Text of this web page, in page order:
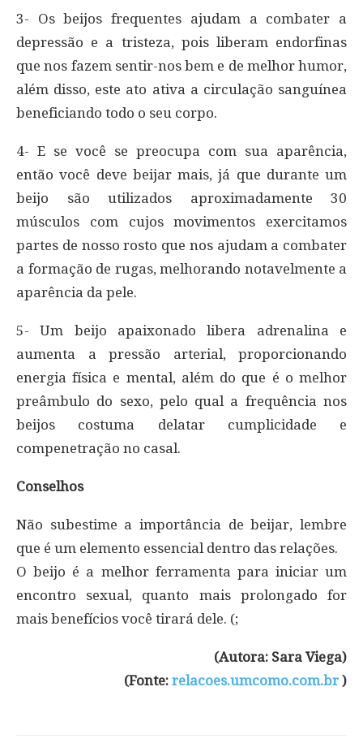
3- Os beijos frequentes ajudam a combater a
depressão e a tristeza, pois liberam endorfinas
que nos fazem sentir-nos bem e de melhor humor,
além disso, este ato ativa a circulação sanguínea
beneficiando todo o seu corpo.
4- E se você se preocupa com sua aparência,
então você deve beijar mais, já que durante um
beijo são utilizados aproximadamente 30
músculos com cujos movimentos exercitamos
partes de nosso rosto que nos ajudam a combater
a formação de rugas, melhorando notavelmente a
aparência da pele.
5- Um beijo apaixonado libera adrenalina e
aumenta a pressão arterial, proporcionando
energia física e mental, além do que é o melhor
preâmbulo do sexo, pelo qual a frequência nos
beijos costuma delatar cumplicidade e
compenetração no casal.
Conselhos
Não subestime a importância de beijar, lembre
que é um elemento essencial dentro das relações.
O beijo é a melhor ferramenta para iniciar um
encontro sexual, quanto mais prolongado for
mais benefícios você tirará dele. (;
(Autora: Sara Viega)
(Fonte: relacoes.umcomo.com.br )